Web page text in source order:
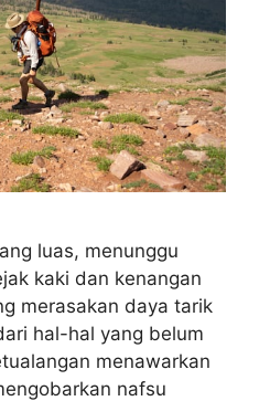
luas, menunggu
kaki dan kenangan
merasakan daya tarik
hal-hal yang belum
menawarkan
nafsu